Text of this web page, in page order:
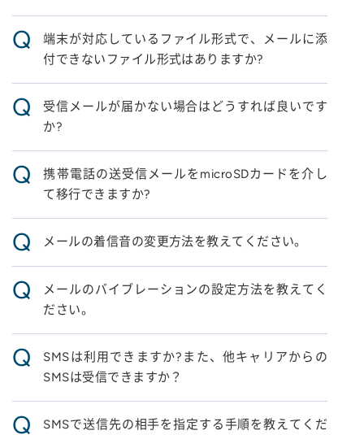
Q
端末が対応しているファイル形式で、メールに添
付できないファイル形式はありますか?
Q
受信メールが届かない場合はどうすれば良いです
か?
Q
携帯電話の送受信メールをmicroSDカードを介し
て移行できますか?
Q メールの着信音の変更方法を教えてください。
Q
メールのバイブレーションの設定方法を教えてく
ださい。
Q
SMSは利用できますか?また、他キャリアからの
SMSは受信できますか？
Q SMSで送信先の相手を指定する手順を教えてくだ